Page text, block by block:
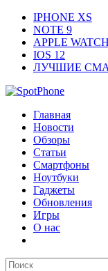
IPHONE XS
NOTE 9
APPLE
IOS 12
ЛУЧШИЕ
Главная
Новости
Обзоры
Статьи
Смартфоны
Ноутбуки
Гаджеты
Обновления
Игры
О нас